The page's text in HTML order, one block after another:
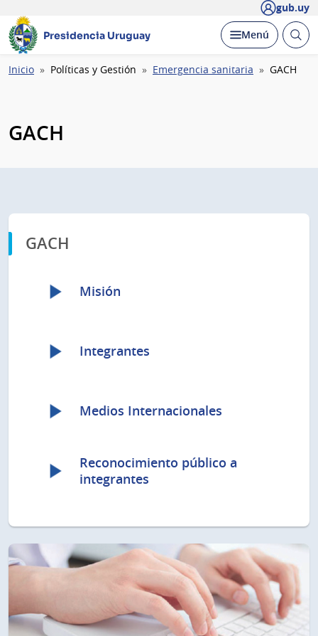
gub.uy
Presidencia Uruguay Desplegar
Menú Abrir
Ruta
Inicio Políticas y Gestión Emergencia sanitaria GACH
GACH
GACH
Misión
Integrantes
Medios Internacionales
Reconocimiento público a
integrantes